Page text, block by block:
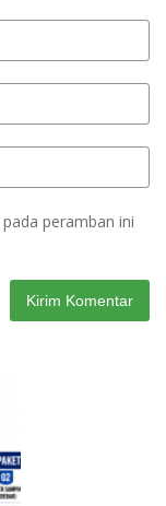
peramban ini